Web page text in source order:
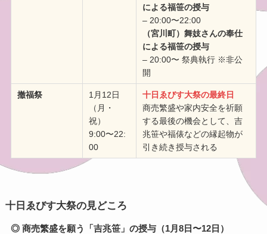
による福笹の授与
– 20:00〜22:00
（宮川町）舞妓さんの奉仕
による福笹の授与
– 20:00〜 祭典執行 ※非公
開
撤福祭
1月12日
（月・
祝）
9:00〜22:
00
十日ゑびす大祭の最終日
商売繁盛や家内安全を祈願
する最後の機会として、吉
兆笹や福俵などの縁起物が
引き続き授与される
十日ゑびす大祭の見どころ
◎ 商売繁盛を願う「吉兆笹」の授与（1月8日〜12日）